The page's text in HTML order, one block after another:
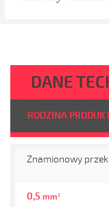
DANE
RODZINA
Znamionowy
0,5 mm²